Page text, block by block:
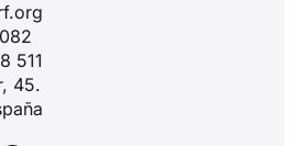
511
45.